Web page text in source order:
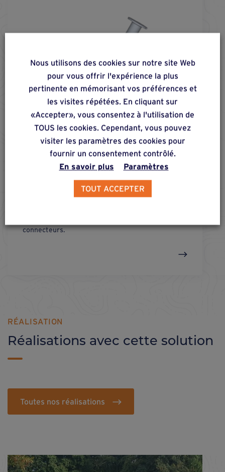
-f®
connecteurs.
RÉALISATION
Réalisations avec cette solution
Toutes nos réalisations
Nous utilisons des cookies sur notre site Web
pour vous offrir l'expérience la plus
pertinente en mémorisant vos préférences et
les visites répétées. En cliquant sur
«Accepter», vous consentez à l'utilisation de
TOUS les cookies. Cependant, vous pouvez
visiter les paramètres des cookies pour
fournir un consentement contrôlé.
En savoir plus
Paramètres
TOUT ACCEPTER